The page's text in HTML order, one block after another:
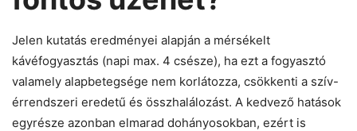
Jelen kutatás eredményei alapján a mérsékelt
kávéfogyasztás (napi max. 4 csésze), ha ezt a fogyasztó
valamely alapbetegsége nem korlátozza, csökkenti a szív-
érrendszeri eredetű és összhalálozást. A kedvező hatások
egyrésze azonban elmarad dohányosokban, ezért is